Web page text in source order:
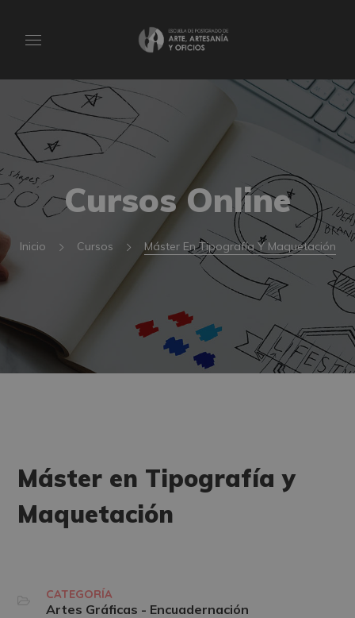
Cursos Online
Inicio Cursos Máster En Tipografía Y Maquetación
Máster en Tipografía y
Maquetación
CATEGORÍA
Artes Gráficas - Encuadernación